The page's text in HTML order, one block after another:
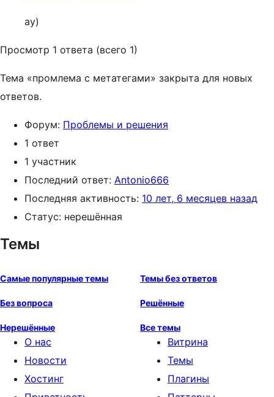
ау)
Просмотр 1 ответа (всего 1)
Тема «промлема с метатегами» закрыта для новых
ответов.
Форум: Проблемы и решения
1 ответ
1 участник
Последний ответ: Antonio666
Последняя активность: 10 лет, 6 месяцев назад
Статус: нерешённая
Темы
Самые популярные темы Темы без ответов
Без вопроса Решённые
Нерешённые Все темы
О нас
Новости
Хостинг
Витрина
Темы
Плагины